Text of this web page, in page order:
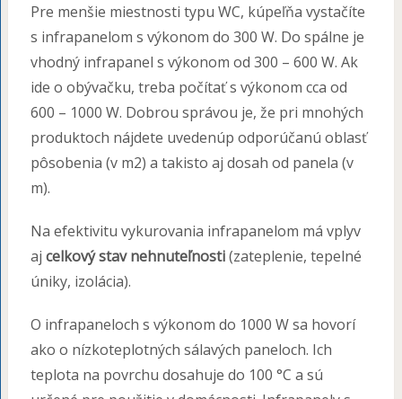
Pre menšie miestnosti typu WC, kúpeľňa vystačíte
s infrapanelom s výkonom do 300 W. Do spálne je
vhodný infrapanel s výkonom od 300 – 600 W. Ak
ide o obývačku, treba počítať s výkonom cca od
600 – 1000 W. Dobrou správou je, že pri mnohých
produktoch nájdete uvedenúp odporúčanú oblasť
pôsobenia (v m2) a takisto aj dosah od panela (v
m).
Na efektivitu vykurovania infrapanelom má vplyv
aj celkový stav nehnuteľnosti(zateplenie, tepelné
úniky, izolácia).
O infrapaneloch s výkonom do 1000 W sa hovorí
ako o nízkoteplotných sálavých paneloch. Ich
teplota na povrchu dosahuje do 100 °C a sú